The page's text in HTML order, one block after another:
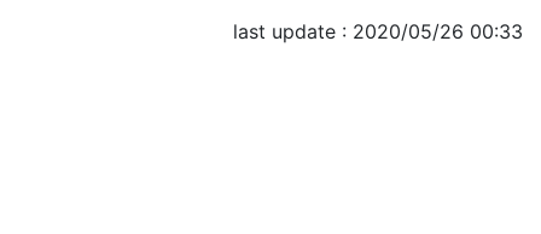
last update : 2020/05/26 00:33